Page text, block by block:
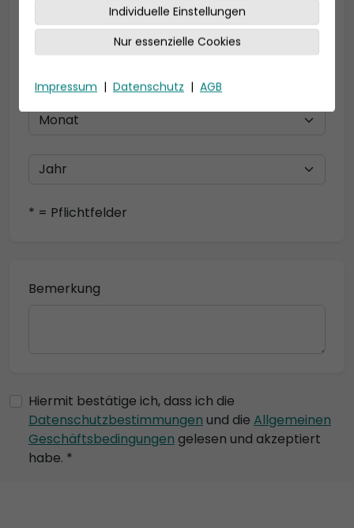
Geburtsdatum
* = Pflichtfelder
Bemerkung
Hiermit bestätige ich, dass ich die
Datenschutzbestimmungen und die Allgemeinen
Geschäftsbedingungen gelesen und akzeptiert
habe. *
Individuelle Einstellungen
Nur essenzielle Cookies
Impressum | Datenschutz | AGB